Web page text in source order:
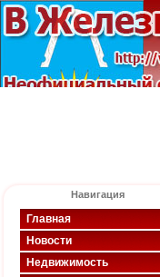
Навигация
Главная
Новости
Недвижимость